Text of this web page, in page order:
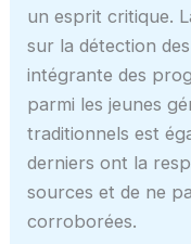
un esprit critique.
sur la détection
intégrante des
parmi les jeunes
traditionnels est
derniers ont la
sources et de ne
corroborées.